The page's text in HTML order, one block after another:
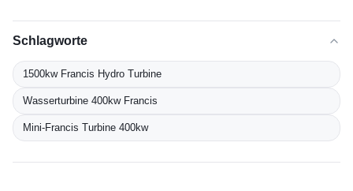
Schlagworte
1500kw Francis Hydro Turbine
Wasserturbine 400kw Francis
Mini-Francis Turbine 400kw